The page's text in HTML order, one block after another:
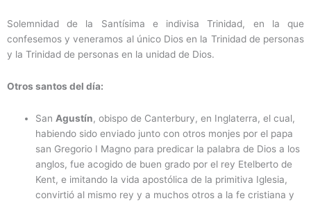
Solemnidad de la Santísima e indivisa Trinidad, en la que
confesemos y veneramos al único Dios en la Trinidad de personas
y la Trinidad de personas en la unidad de Dios.
Otros santos del día:
San Agustín, obispo de Canterbury, en Inglaterra, el cual,
habiendo sido enviado junto con otros monjes por el papa
san Gregorio I Magno para predicar la palabra de Dios a los
anglos, fue acogido de buen grado por el rey Etelberto de
Kent, e imitando la vida apostólica de la primitiva Iglesia,
convirtió al mismo rey y a muchos otros a la fe cristiana y